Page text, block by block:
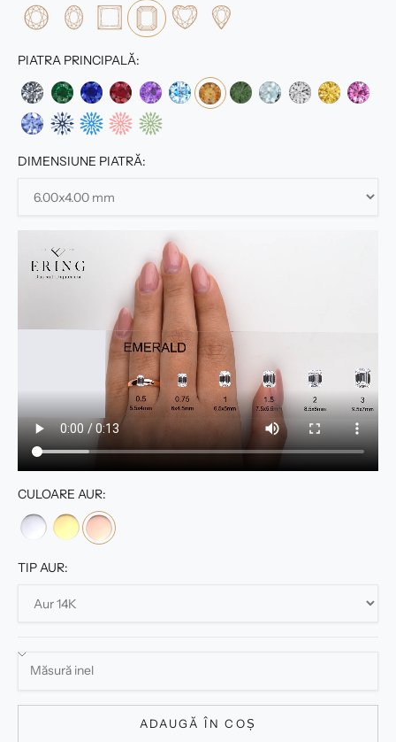
PIATRA PRINCIPALĂ:
DIMENSIUNE PIATRĂ:
CULOARE AUR:
TIP AUR:
ADAUGĂ ÎN COȘ